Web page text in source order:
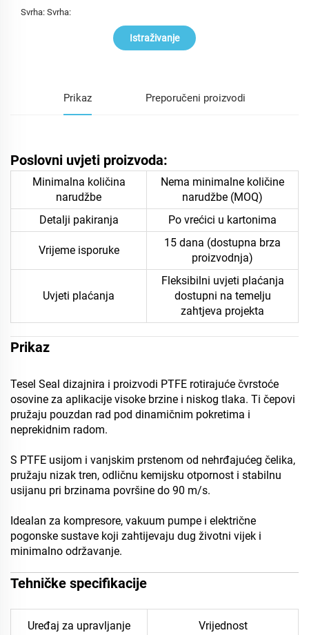
Svrha: Svrha:
Istraživanje
Prikaz Preporučeni proizvodi
Poslovni uvjeti proizvoda:
Minimalna količina
narudžbe
Nema minimalne količine
narudžbe (MOQ)
Detalji pakiranja
Po vrećici u kartonima
Vrijeme isporuke
15 dana (dostupna brza
proizvodnja)
Uvjeti plaćanja
Fleksibilni uvjeti plaćanja
dostupni na temelju
zahtjeva projekta
Prikaz
Tesel Seal dizajnira i proizvodi PTFE rotirajuće čvrstoće
osovine za aplikacije visoke brzine i niskog tlaka. Ti čepovi
pružaju pouzdan rad pod dinamičnim pokretima i
neprekidnim radom.
S PTFE usijom i vanjskim prstenom od nehrđajućeg čelika,
pružaju nizak tren, odličnu kemijsku otpornost i stabilnu
usijanu pri brzinama površine do 90 m/s.
Idealan za kompresore, vakuum pumpe i električne
pogonske sustave koji zahtijevaju dug životni vijek i
minimalno održavanje.
Tehničke specifikacije
Uređaj za upravljanje Vrijednost